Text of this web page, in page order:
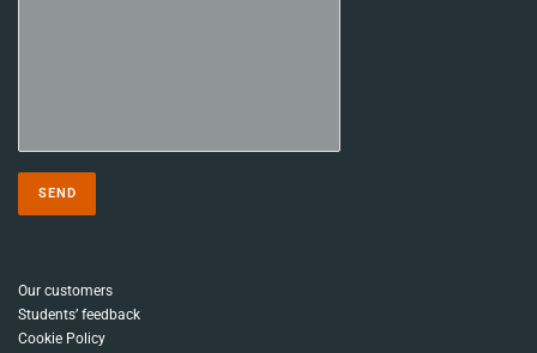
Our customers
Students’ feedback
Cookie Policy